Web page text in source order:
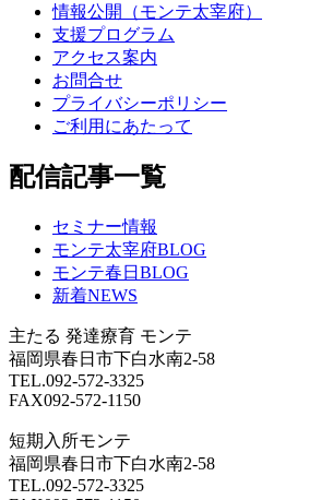
情報公開（モンテ太宰府）
支援プログラム
アクセス案内
お問合せ
プライバシーポリシー
ご利用にあたって
配信記事一覧
セミナー情報
モンテ太宰府BLOG
モンテ春日BLOG
新着NEWS
主たる 発達療育 モンテ
福岡県春日市下白水南2-58
TEL.092-572-3325
FAX092-572-1150
短期入所モンテ
福岡県春日市下白水南2-58
TEL.092-572-3325